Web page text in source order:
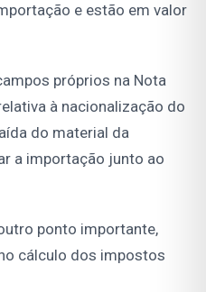
e estão em valor
próprios na Nota
à nacionalização do
do material da
a importação junto ao
ponto importante,
cálculo dos impostos